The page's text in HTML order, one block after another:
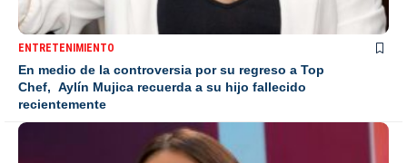
ENTRETENIMIENTO
En medio de la controversia por su regreso a Top
Chef, Aylín Mujica recuerda a su hijo fallecido
recientemente